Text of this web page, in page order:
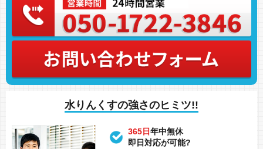
水りんくすの強さのヒミツ!!
365日年中無休
即日対応が可能?